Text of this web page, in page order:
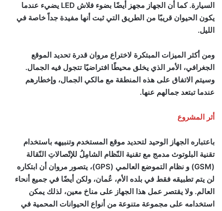
السيارة. كما أن الجهاز مجهز أيضًا بضوء فلاش LED يضيء عندما
يكون الحيوان قريبًا من الطريق التي ثبت أنها مفيدة جداً خاصة في
الليل.
ومن أكثر الميزات المبتكرة لاختراع مروان قدرة تحديد الموقع
الجغرافي، الأمر الذي يخلق محيطًا افتراضيًا تتجول فيه الجمال.
وسيتم الاتفاق على هذه المنطقة مع مالكي الجمال، وإخطارهم
عندما تبتعد جمالهم عنها.
أثر المشروع
باعتباره الجهاز الوحيد لتحديد موقع المستخدم وتنبيهه باستخدام
تقنية البلوتوث مدمج مع تقنية النّظام الشامِلُ للإتّصالاتِ النّقالة
(
GSM) و نظام التموضع العالمي (GPS)، يتصور مروان أن ابتكاره
لن يتم تطبيقه فقط في بلده الأم، عُمان، ولكن أيضًا في جميع أنحاء
العالم. ولا يقتصر عمل هذا الجهاز على مناخ معين، لذلك يمكن
استخدامه على مجموعة متنوعة من أنواع الحيوانات المحمية في